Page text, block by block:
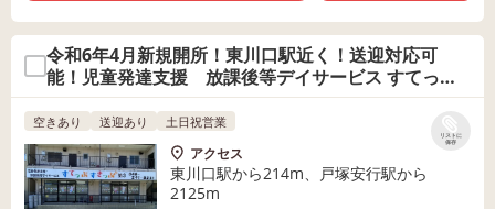
令和6年4月新規開所！東川口駅近く！送迎対応可
能！児童発達支援 放課後等デイサービス すてっぷ
すきっぷ第3
リストに
保存
空きあり 送迎あり 土日祝営業
アクセス
東川口駅から214m、戸塚安行駅から
2125m